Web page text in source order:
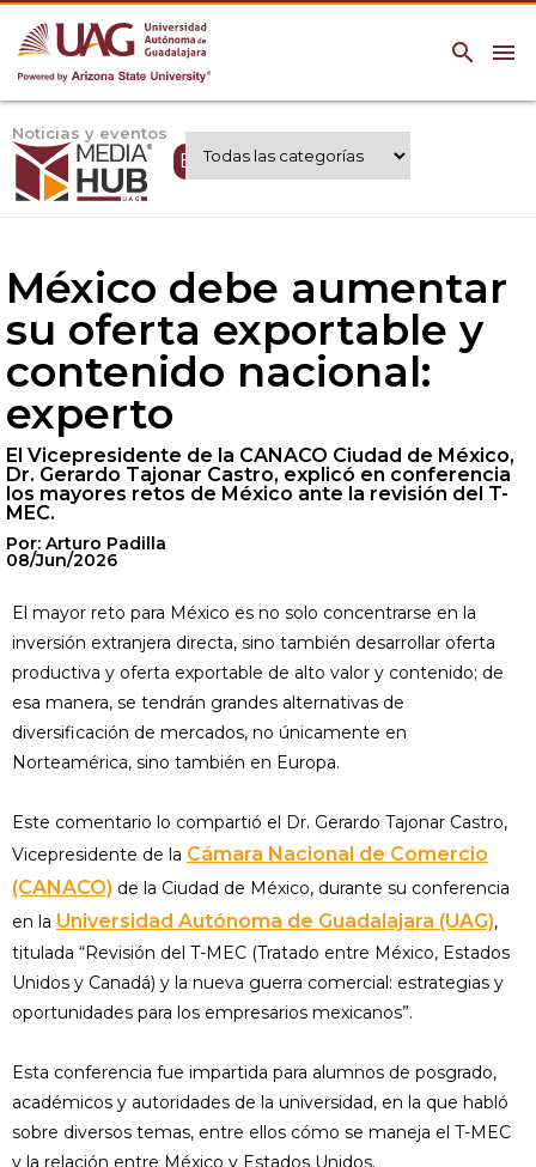
menu
search
Noticias y eventos
Expertos UAG
México debe aumentar
su oferta exportable y
contenido nacional:
experto
El Vicepresidente de la CANACO Ciudad de México,
Dr. Gerardo Tajonar Castro, explicó en conferencia
los mayores retos de México ante la revisión del T-
MEC.
Por: Arturo Padilla
08/Jun/2026
El mayor reto para México es no solo concentrarse en la
inversión extranjera directa, sino también desarrollar oferta
productiva y oferta exportable de alto valor y contenido; de
esa manera, se tendrán grandes alternativas de
diversificación de mercados, no únicamente en
Norteamérica, sino también en Europa.
Este comentario lo compartió el Dr. Gerardo Tajonar Castro,
Vicepresidente de la Cámara Nacional de Comercio
(CANACO) de la Ciudad de México, durante su conferencia
en la Universidad Autónoma de Guadalajara (UAG),
titulada “Revisión del T-MEC (Tratado entre México, Estados
Unidos y Canadá) y la nueva guerra comercial: estrategias y
oportunidades para los empresarios mexicanos”.
Esta conferencia fue impartida para alumnos de posgrado,
académicos y autoridades de la universidad, en la que habló
sobre diversos temas, entre ellos cómo se maneja el T-MEC
y la relación entre México y Estados Unidos.